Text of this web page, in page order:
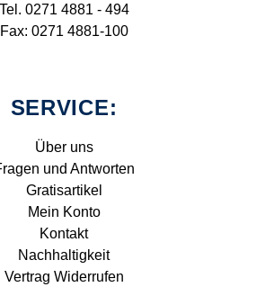
Tel. 0271 4881 - 494
Fax: 0271 4881-100
SERVICE:
Über uns
und Antworten
Gratisartikel
Mein Konto
Kontakt
Nachhaltigkeit
Vertrag Widerrufen